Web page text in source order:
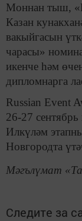
Моннан тыш,
Казан
вакыйгасын
чарасы»
икенче һәм
дипломнарга
Russian Event
26-27
Илкүләм
Новгородта
Мәгълүмат
Следите за